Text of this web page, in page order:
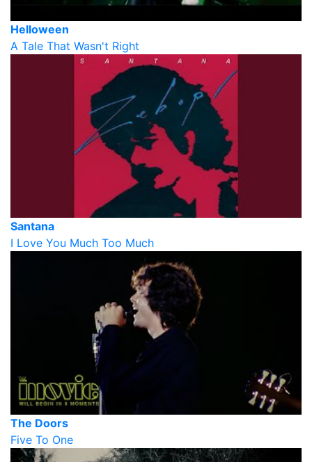
Helloween
A Tale That Wasn't Right
Santana
I Love You Much Too Much
The Doors
Five To One